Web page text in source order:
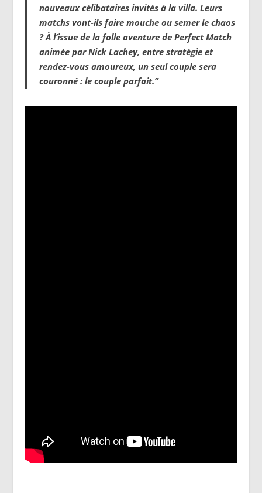
nouveaux célibataires invités à la villa. Leurs
matchs vont-ils faire mouche ou semer le chaos
? À l’issue de la folle aventure dePerfect Match
animée par Nick Lachey, entre stratégie et
rendez-vous amoureux, un seul couple sera
couronné : le couple parfait.”